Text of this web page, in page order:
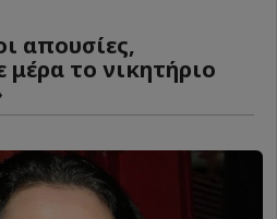
απουσίες,
μέρα το νικητήριο